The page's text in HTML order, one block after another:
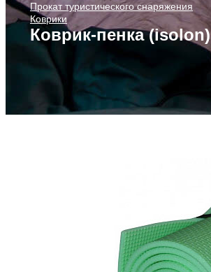
Прокат туристического снаряжения
Коврики
Коврик-пенка (isolon)